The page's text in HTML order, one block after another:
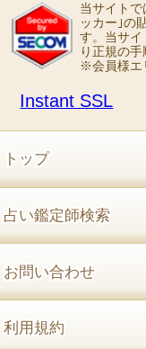
当サイト
ッカー｣の
す。当サイ
り正規の手
※会員様エ
Instant SSL
トップ
占い鑑定師検索
お問い合わせ
利用規約